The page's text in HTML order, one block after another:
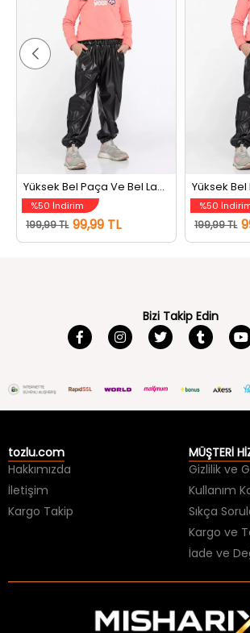
Yüksek Bel Paça Ve Bel Lastikli Kız Çocuk Çimalı Deri Pantolon Siyah
%50 İndirim
199,99 TL 99,99 TL
%50
199,99 TL
Bizi Takip Edin
tozlu.com
Hakkımızda
İletişim
Kargo Takip
MÜŞTERİ
Gizlilik ve
Kullanım
Sıkça
Kargo ve
İade ve